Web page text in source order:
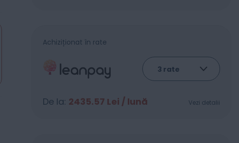
Achiziționat în rate
De la: 2435.57 Lei / lună Vezi detalii